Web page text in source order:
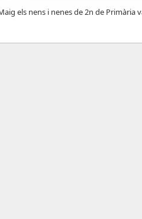
els nens i nenes de 2n de Primària